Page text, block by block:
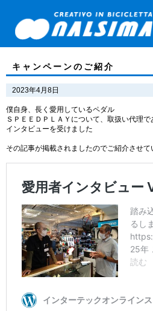
キャンペーンのご紹介
2023年4月8日
僕自身、長く愛用しているペダル
ＳＰＥＥＤＰＬＡＹについて、取扱い代理
インタビューを受けました
その記事が掲載されましたのでご紹介させて